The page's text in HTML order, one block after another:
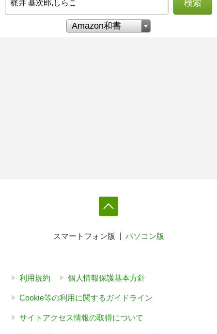
検索
スマートフォン版 パソコン版
利用規約 個人情報保護基本方針
Cookie等の利用に関するガイドライン
サイトアクセス情報の取得について